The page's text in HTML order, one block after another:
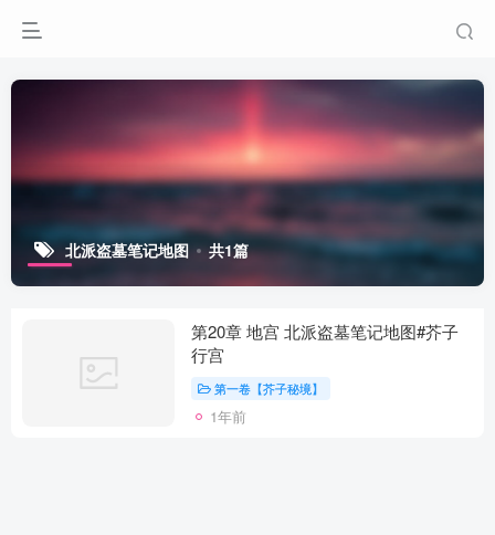
北派盗墓笔记地图 共1篇
第20章 地宫 北派盗墓笔记地图#芥子
行宫
第一卷【芥子秘境】
1年前